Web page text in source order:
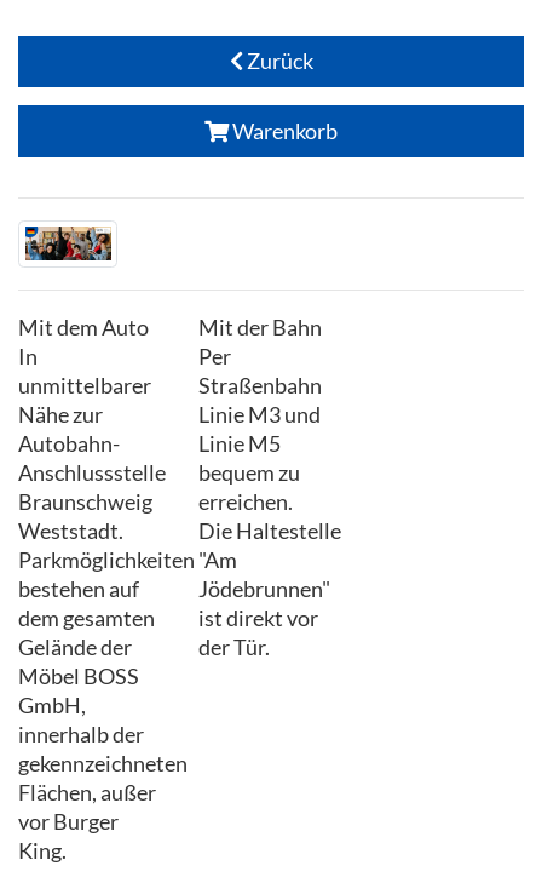
Zurück
Warenkorb
Mit dem Auto
In
unmittelbarer
Nähe zur
Autobahn-
Anschlussstelle
Braunschweig
Weststadt.
Parkmöglichkeiten
bestehen auf
dem gesamten
Gelände der
Möbel BOSS
GmbH,
innerhalb der
gekennzeichneten
Flächen, außer
vor Burger
King.
Mit der Bahn
Per
Straßenbahn
Linie M3 und
Linie M5
bequem zu
erreichen.
Die Haltestelle
"Am
Jödebrunnen"
ist direkt vor
der Tür.